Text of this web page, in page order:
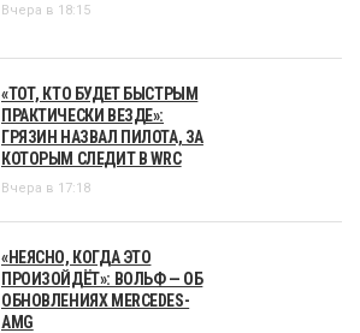
Вчера в 18:15
«ТОТ, КТО БУДЕТ БЫСТРЫМ
ПРАКТИЧЕСКИ ВЕЗДЕ»:
ГРЯЗИН НАЗВАЛ ПИЛОТА, ЗА
КОТОРЫМ СЛЕДИТ В WRC
Вчера в 17:18
«НЕЯСНО, КОГДА ЭТО
ПРОИЗОЙДЁТ»: ВОЛЬФ — ОБ
ОБНОВЛЕНИЯХ MERCEDES-
AMG